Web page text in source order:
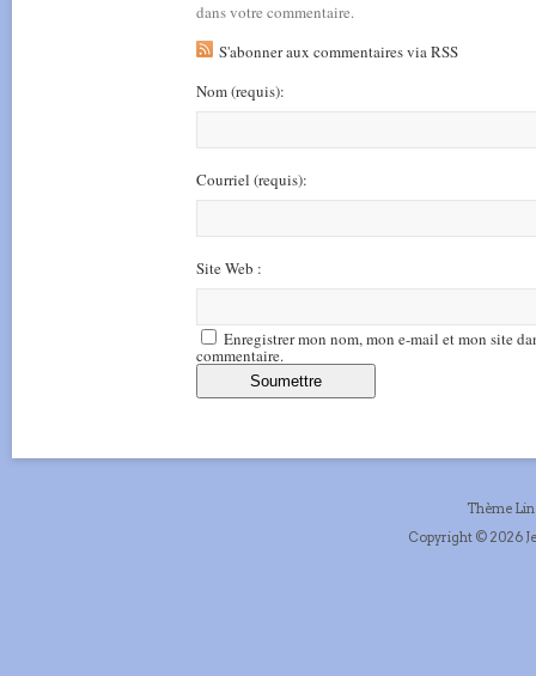
dans votre commentaire.
S'abonner aux commentaires via RSS
Nom(requis):
Courriel (requis):
Site Web :
Enregistrer mon nom, mon e-mail et mon site
commentaire.
Thème
Copyright © 2026